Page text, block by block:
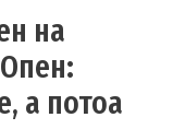
на
а потоа